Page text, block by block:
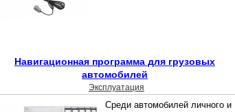
Навигационная программа для грузовых
автомобилей
Эксплуатация
Среди автомобилей личного и